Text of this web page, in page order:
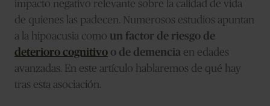
impacto negativo relevante sobre la calidad de vida
de quienes las padecen. Numerosos estudios apuntan
a la hipoacusia como un factor de riesgo de
deterioro cognitivo o de demencia en edades
avanzadas. En este artículo hablaremos de qué hay
tras esta asociación.